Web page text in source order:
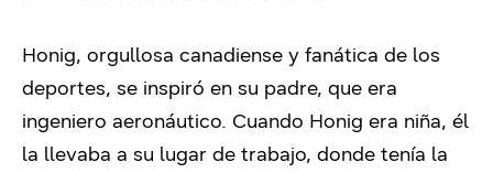
Honig, orgullosa canadiense y fanática de los
deportes, se inspiró en su padre, que era
ingeniero aeronáutico. Cuando Honig era niña, él
la llevaba a su lugar de trabajo, donde tenía la